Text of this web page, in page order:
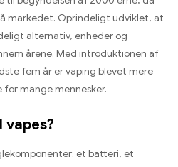
markedet. Oprindeligt udviklet, at
alternativ, enheder og
årene. Med introduktionen af
fem år er vaping blevet mere
mange mennesker.
vapes?
et batteri, et